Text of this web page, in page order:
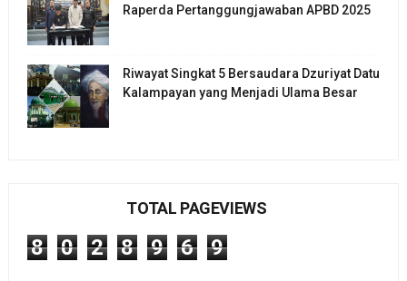
Raperda Pertanggungjawaban APBD 2025
Riwayat Singkat 5 Bersaudara Dzuriyat Datu
Kalampayan yang Menjadi Ulama Besar
TOTAL PAGEVIEWS
8 0 2 8 9 6 9